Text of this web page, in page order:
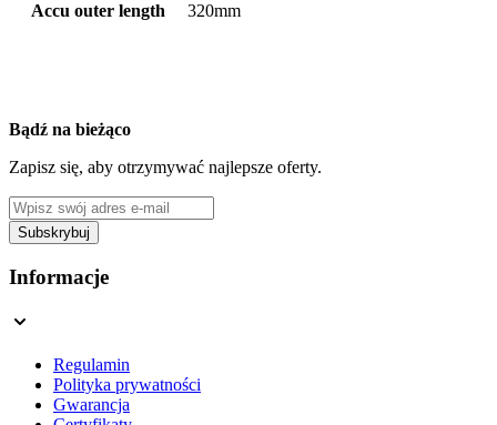
Accu outer length
320mm
Bądź na bieżąco
Zapisz się, aby otrzymywać najlepsze oferty.
Adres e-mail
Subskrybuj
This form is protected by reCAPTCHA - the
Informacje
Regulamin
Polityka prywatności
Gwarancja